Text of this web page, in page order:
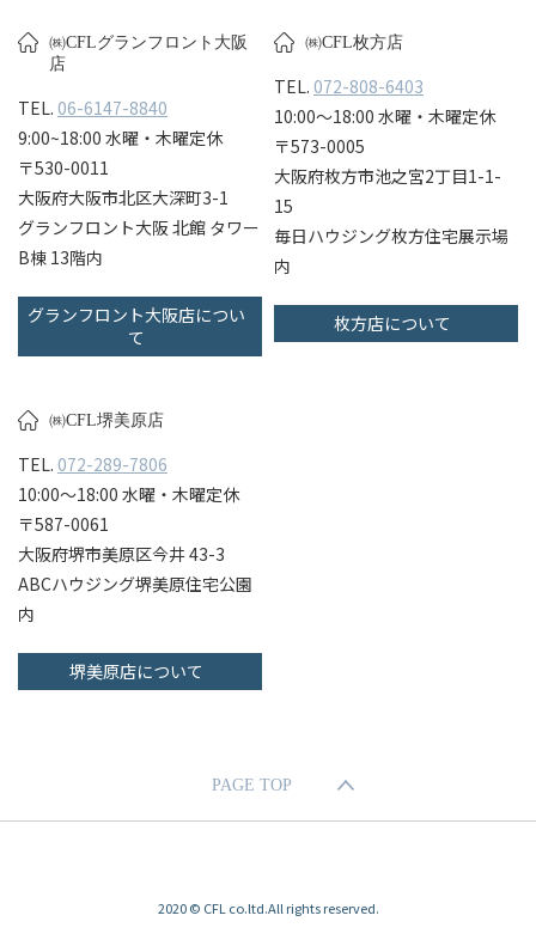
㈱CFLグランフロント大阪
店
TEL. 06-6147-8840
9:00~18:00 水曜・木曜定休
〒530-0011
大阪府大阪市北区大深町3-1
グランフロント大阪 北館 タワー
B棟 13階内
グランフロント大阪店につい
て
㈱CFL枚方店
TEL. 072-808-6403
10:00〜18:00 水曜・木曜定休
〒573-0005
大阪府枚方市池之宮2丁目1-1-
15
毎日ハウジング枚方住宅展示場
内
枚方店について
㈱CFL堺美原店
TEL. 072-289-7806
10:00〜18:00 水曜・木曜定休
〒587-0061
大阪府堺市美原区今井 43-3
ABCハウジング堺美原住宅公園
内
堺美原店について
PAGE TOP
2020 © CFL co.ltd.All rights reserved.